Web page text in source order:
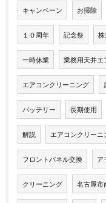
キャンペーン お掃除
１０周年 記念祭
一時休業 業務用天井エ
エアコンクリーニング
バッテリー 長期使用
解説 エアコンクリーニ
フロントパネル交換 ア
クリーニング 名古屋市